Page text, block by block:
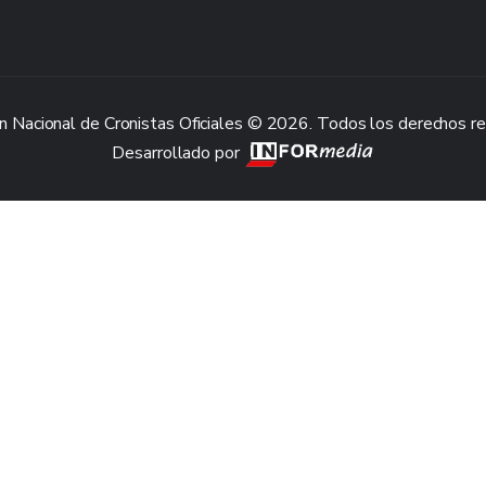
Nacional de Cronistas Oficiales © 2026. Todos los derechos
Desarrollado por